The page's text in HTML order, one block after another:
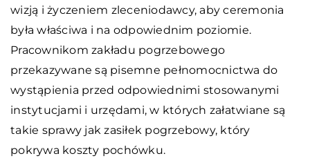
wizją i życzeniem zleceniodawcy, aby ceremonia
była właściwa i na odpowiednim poziomie.
Pracownikom zakładu pogrzebowego
przekazywane są pisemne pełnomocnictwa do
wystąpienia przed odpowiednimi stosowanymi
instytucjami i urzędami, w których załatwiane są
takie sprawy jak zasiłek pogrzebowy, który
pokrywa koszty pochówku.